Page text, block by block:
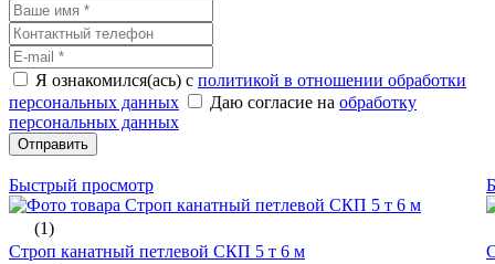
Я ознакомился(ась) с политикой в отношении обработки
персональных данных
Даю согласие на обработку
персональных данных
Отправить
Быстрый просмотр
(1)
Строп канатный петлевой СКП 5 т 6 м